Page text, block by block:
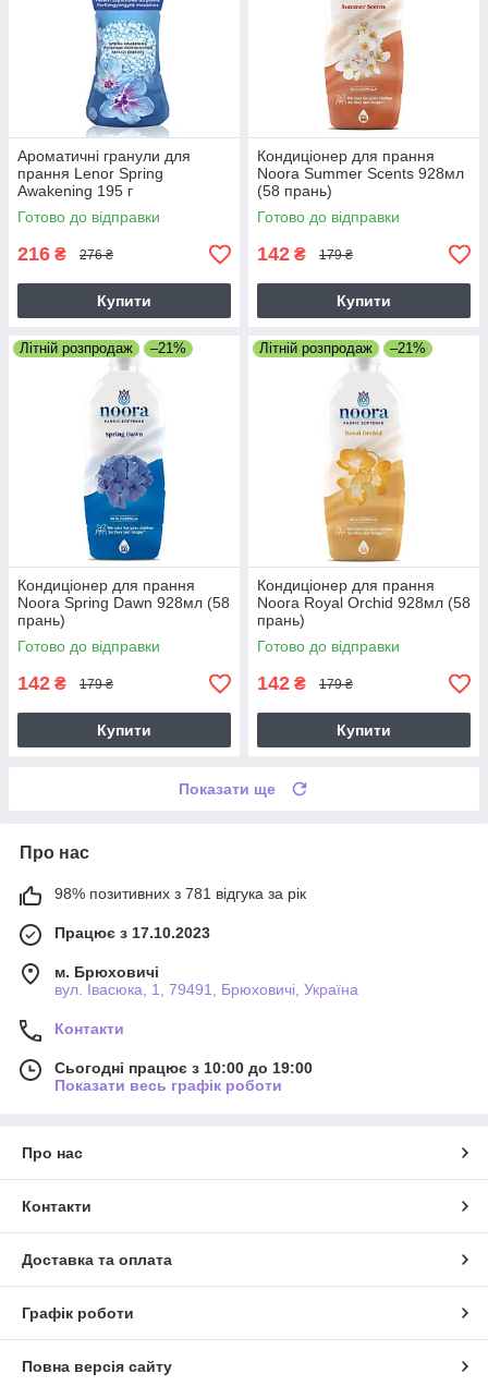
Ароматичні гранули для
прання Lenor Spring
Awakening 195 г
Готово до відправки
216 ₴ 276 ₴
Купити
Кондиціонер для прання
Noora Summer Scents 928мл
(58 прань)
Готово до відправки
142 ₴ 179 ₴
Купити
Літній розпродаж –21%
Кондиціонер для прання
Noora Spring Dawn 928мл (58
прань)
Готово до відправки
142 ₴ 179 ₴
Купити
Літній розпродаж –21%
Кондиціонер для прання
Noora Royal Orchid 928мл (58
прань)
Готово до відправки
142 ₴ 179 ₴
Купити
Показати ще
Про нас
98% позитивних з 781 відгука за рік
Працює з 17.10.2023
м. Брюховичі
вул. Івасюка, 1, 79491, Брюховичі, Україна
Контакти
Сьогодні працює з 10:00 до 19:00
Показати весь графік роботи
Про нас
Контакти
Доставка та оплата
Графік роботи
Повна версія сайту